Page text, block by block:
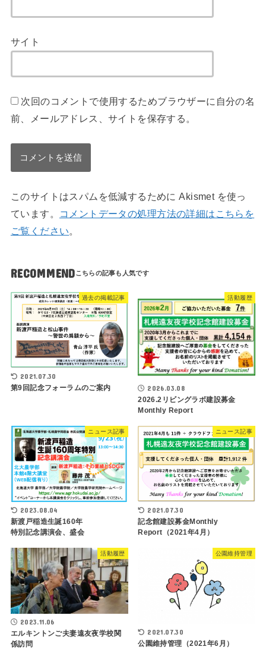
サイト
次回のコメントで使用するためブラウザーに自分の名
前、メールアドレス、サイトを保存する。
このサイトはスパムを低減するために Akismet を使っ
ています。
コメントデータの処理方法の詳細はこちらを
ご覧ください。
RECOMMEND
過去の掲載記事
2021.07.30
第9回記念フォーラムのご案内
活動履歴
2026.03.08
2026.2リビングラボ建設募金
Monthly Report
ニュース記事
2023.08.04
新渡戸稲造生誕160年
特別記念講演会、盛会
ニュース記事
2021.07.30
記念館建設募金Monthly
Report（2021年4月）
活動履歴
2023.11.06
エルキントンご夫妻遠友夜学校関
係訪問
公園維持管理
2021.07.30
公園維持管理（2021年6月）